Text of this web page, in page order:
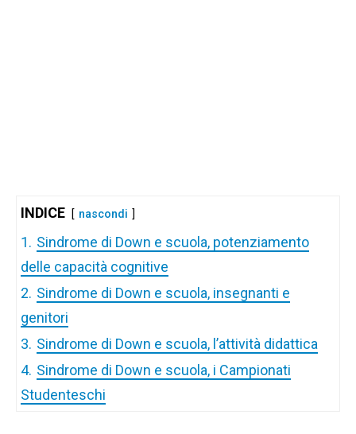
INDICE nascondi
1. Sindrome di Down e scuola, potenziamento
delle capacità cognitive
2. Sindrome di Down e scuola, insegnanti e
genitori
3. Sindrome di Down e scuola, l’attività didattica
4. Sindrome di Down e scuola, i Campionati
Studenteschi